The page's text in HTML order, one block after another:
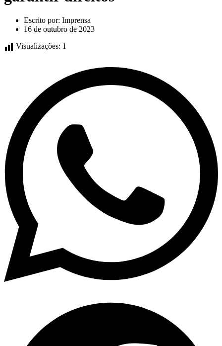
Escrito por: Imprensa
16 de outubro de 2023
Visualizações: 1